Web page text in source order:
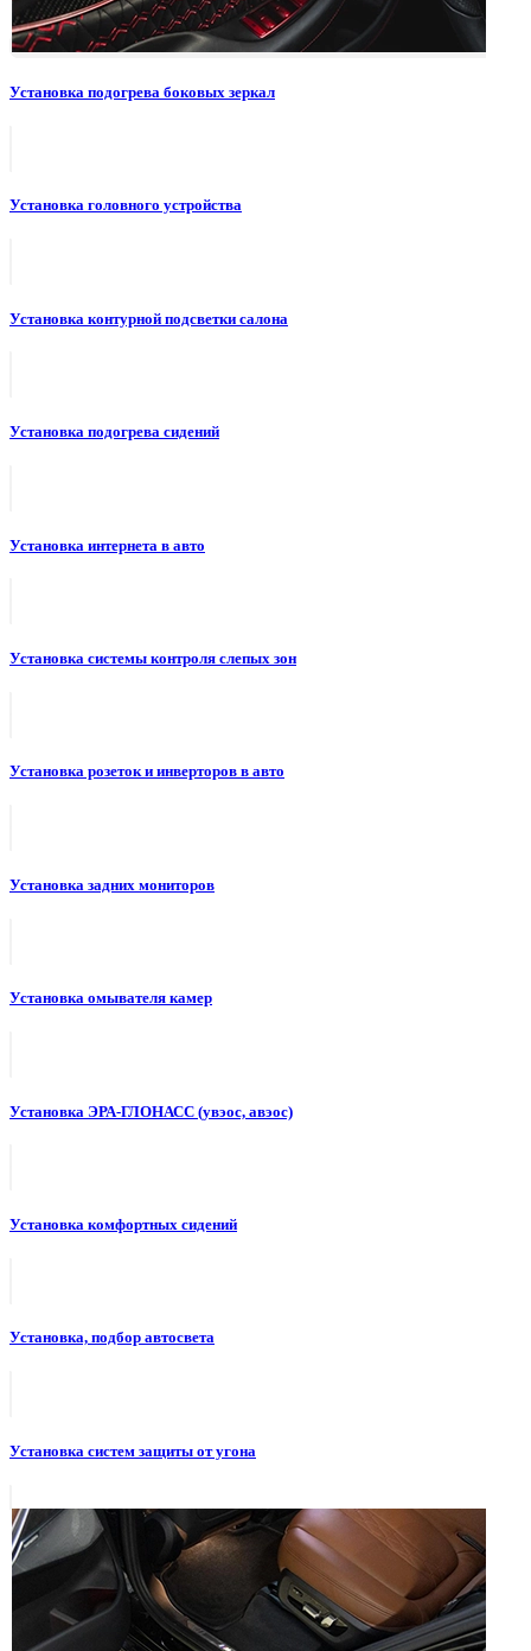
Установка подогрева боковых зеркал
Установка головного устройства
Установка контурной подсветки салона
Установка подогрева сидений
Установка интернета в авто
Установка системы контроля слепых зон
Установка розеток и инверторов в авто
Установка задних мониторов
Установка омывателя камер
Установка ЭРА-ГЛОНАСС (увэос, авэос)
Установка комфортных сидений
Установка, подбор автосвета
Установка систем защиты от угона